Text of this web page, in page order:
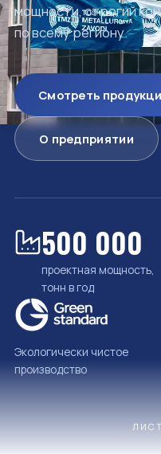
мощности, строгий
по всему региону.
Смотреть
О предприятии
500 000
проектная мощность,
тонн в год
Экологически чистое
производство